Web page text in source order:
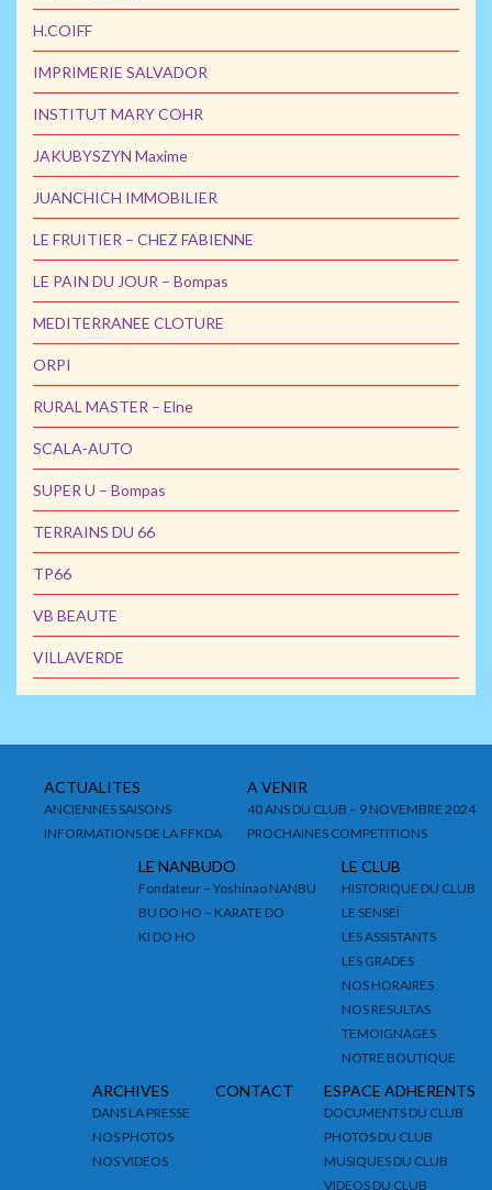
H.COIFF
IMPRIMERIE SALVADOR
INSTITUT MARY COHR
JAKUBYSZYN Maxime
JUANCHICH IMMOBILIER
LE FRUITIER – CHEZ FABIENNE
LE PAIN DU JOUR – Bompas
MEDITERRANEE CLOTURE
ORPI
RURAL MASTER – Elne
SCALA-AUTO
SUPER U – Bompas
TERRAINS DU 66
TP66
VB BEAUTE
VILLAVERDE
ACTUALITES
ANCIENNES SAISONS
INFORMATIONS DE LA FFKDA
A VENIR
40 ANS DU CLUB – 9 NOVEMBRE 2024
PROCHAINES COMPETITIONS
LE NANBUDO
Fondateur – Yoshinao NANBU
BU DO HO – KARATE DO
KI DO HO
LE CLUB
HISTORIQUE DU CLUB
LE SENSEÏ
LES ASSISTANTS
LES GRADES
NOS HORAIRES
NOS RESULTAS
TEMOIGNAGES
NOTRE BOUTIQUE
ARCHIVES
DANS LA PRESSE
NOS PHOTOS
NOS VIDEOS
CONTACT ESPACE ADHERENTS
DOCUMENTS DU CLUB
PHOTOS DU CLUB
MUSIQUES DU CLUB
VIDEOS DU CLUB